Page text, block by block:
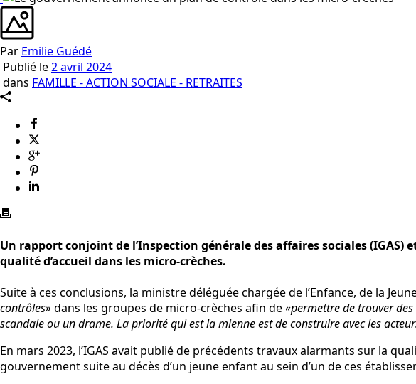
Par Emilie Guédé
Publié le2 avril 2024
dans FAMILLE - ACTION SOCIALE - RETRAITES
Un rapport conjoint de l’Inspection générale des affaires sociales (IGAS)
qualité d’accueil dans les micro-crèches.
Suite à ces conclusions, la ministre déléguée chargée de l’Enfance, de la
contrôles» dans les groupes de micro-crèches afin de«permettre de trouver
scandale ou un drame. La priorité qui est la mienne est de construire avec les
En mars 2023, l’IGAS avait publié de précédents travaux alarmants sur la
gouvernement suite au décès d’un jeune enfant au sein d’un de ces